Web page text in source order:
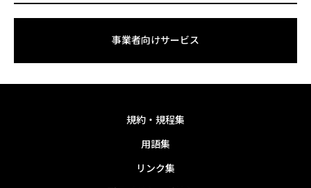
事業者向けサービス
規約・規程集
用語集
リンク集